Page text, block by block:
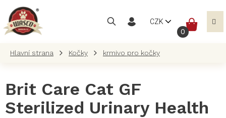
obsah
CZK
Kočky krmivo pro kočky
Brit Care Cat GF
Sterilized Urinary Health